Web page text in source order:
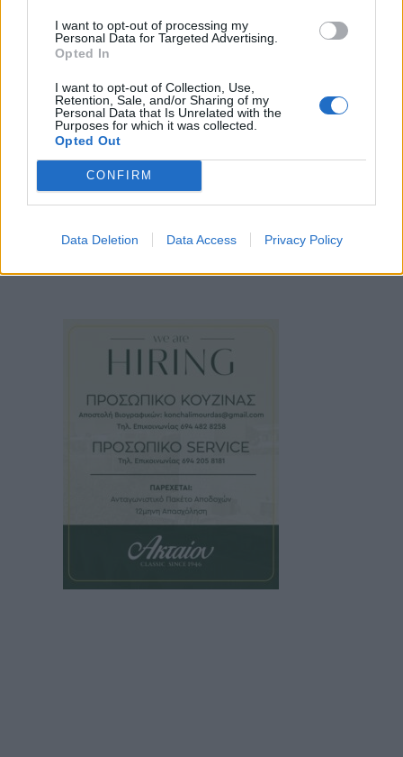
I want to opt-out of processing my
Personal Data for Targeted Advertising.
Opted In
I want to opt-out of Collection, Use,
Retention, Sale, and/or Sharing of my
Personal Data that Is Unrelated with the
Purposes for which it was collected.
Opted Out
CONFIRM
Data Deletion Data Access Privacy Policy